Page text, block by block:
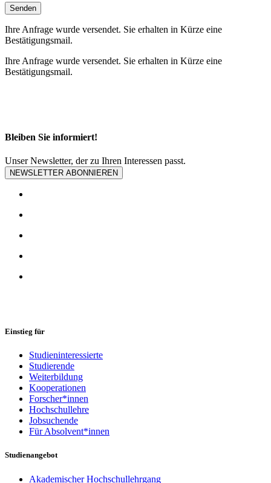
Senden
Ihre Anfrage wurde versendet. Sie erhalten in Kürze eine
Bestätigungsmail.
Ihre Anfrage wurde versendet. Sie erhalten in Kürze eine
Bestätigungsmail.
Bleiben Sie informiert!
Unser Newsletter, der zu Ihren Interessen passt.
NEWSLETTER ABONNIEREN
Einstieg für
Studieninteressierte
Studierende
Weiterbildung
Kooperationen
Forscher*innen
Hochschullehre
Jobsuchende
Für Absolvent*innen
Studienangebot
Akademischer Hochschullehrgang